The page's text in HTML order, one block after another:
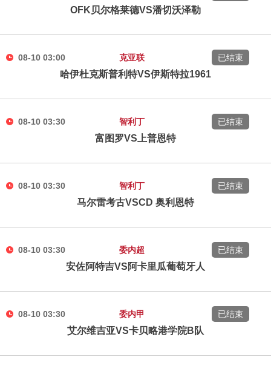
OFK贝尔格莱德VS潘切沃泽勒
08-10 03:00 克亚联
哈伊杜克斯普利特VS伊斯特拉1961
已结束
08-10 03:30 智利丁
富图罗VS上普恩特
已结束
08-10 03:30 智利丁
马尔雷考古VSCD 奥利恩特
已结束
08-10 03:30 委内超
安佐阿特吉VS阿卡里瓜葡萄牙人
已结束
08-10 03:30 委内甲
艾尔维吉亚VS卡贝略港学院B队
已结束